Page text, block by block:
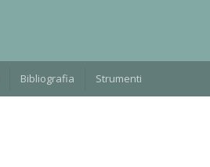
Bibliografia Strumenti